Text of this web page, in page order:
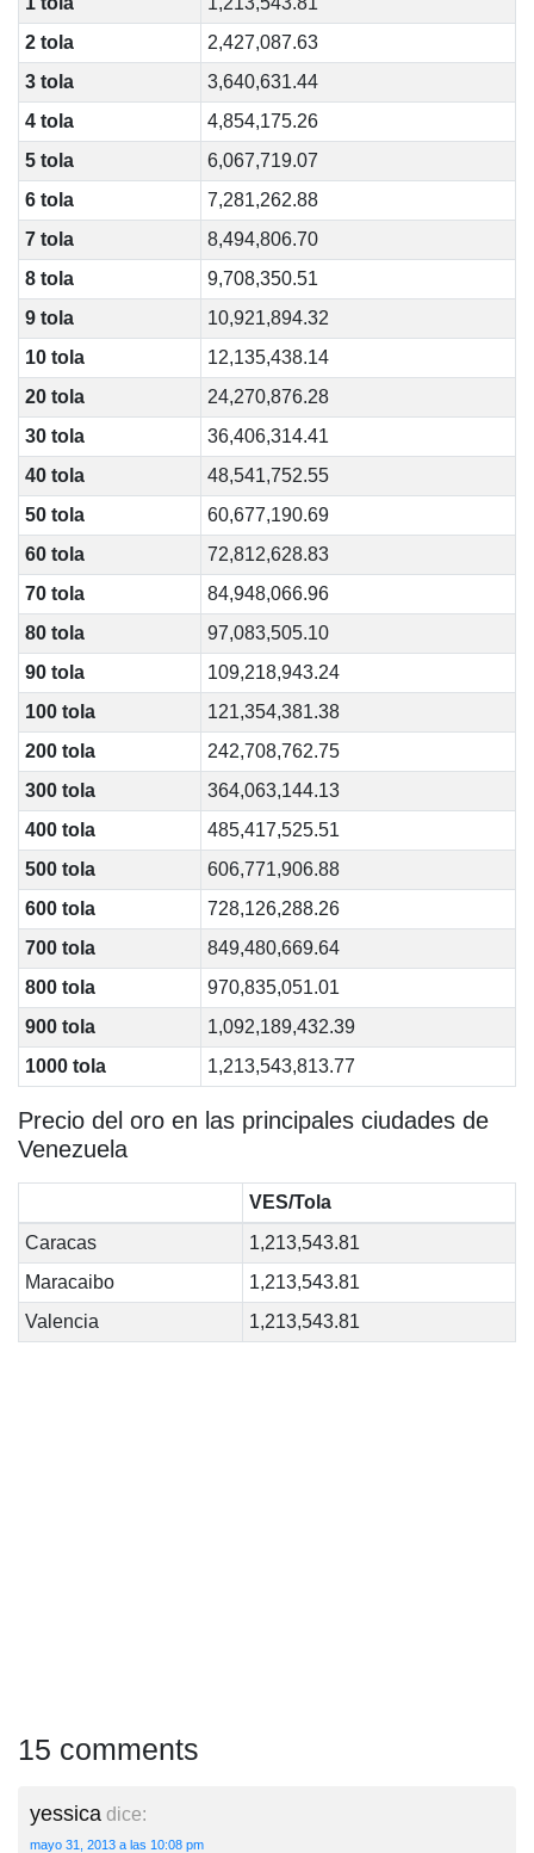
2 tola
2,427,087.63
3 tola
3,640,631.44
4 tola
4,854,175.26
5 tola
6,067,719.07
6 tola
7,281,262.88
7 tola
8,494,806.70
8 tola
9,708,350.51
9 tola
10,921,894.32
10 tola
12,135,438.14
20 tola
24,270,876.28
30 tola
36,406,314.41
40 tola
48,541,752.55
50 tola
60,677,190.69
60 tola
72,812,628.83
70 tola
84,948,066.96
80 tola
97,083,505.10
90 tola
109,218,943.24
100 tola
121,354,381.38
200 tola
242,708,762.75
300 tola
364,063,144.13
400 tola
485,417,525.51
500 tola
606,771,906.88
600 tola
728,126,288.26
700 tola
849,480,669.64
800 tola
970,835,051.01
900 tola
1,092,189,432.39
1000 tola
1,213,543,813.77
Precio del oro en las principales ciudades de
Venezuela
VES/Tola
Caracas
1,213,543.81
Maracaibo
1,213,543.81
Valencia
1,213,543.81
15 comments
yessica dice:
mayo 31, 2013 a las 10:08 pm